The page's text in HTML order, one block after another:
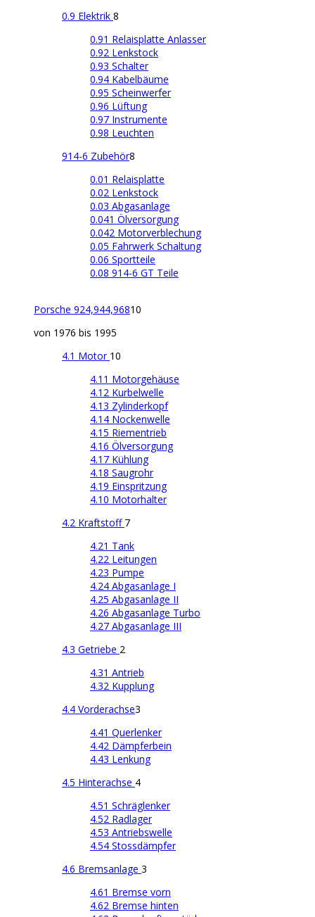
0.9 Elektrik 8
0.91 Relaisplatte Anlasser
0.92 Lenkstock
0.93 Schalter
0.94 Kabelbäume
0.95 Scheinwerfer
0.96 Lüftung
0.97 Instrumente
0.98 Leuchten
914-6 Zubehör8
0.01 Relaisplatte
0.02 Lenkstock
0.03 Abgasanlage
0.041 Ölversorgung
0.042 Motorverblechung
0.05 Fahrwerk Schaltung
0.06 Sportteile
0.08 914-6 GT Teile
Porsche 924,944,96810
von 1976 bis 1995
4.1 Motor 10
4.11 Motorgehäuse
4.12 Kurbelwelle
4.13 Zylinderkopf
4.14 Nockenwelle
4.15 Riementrieb
4.16 Ölversorgung
4.17 Kühlung
4.18 Saugrohr
4.19 Einspritzung
4.10 Motorhalter
4.2 Kraftstoff 7
4.21 Tank
4.22 Leitungen
4.23 Pumpe
4.24 Abgasanlage I
4.25 Abgasanlage II
4.26 Abgasanlage Turbo
4.27 Abgasanlage III
4.3 Getriebe 2
4.31 Antrieb
4.32 Kupplung
4.4 Vorderachse3
4.41 Querlenker
4.42 Dämpferbein
4.43 Lenkung
4.5 Hinterachse 4
4.51 Schräglenker
4.52 Radlager
4.53 Antriebswelle
4.54 Stossdämpfer
4.6 Bremsanlage 3
4.61 Bremse vorn
4.62 Bremse hinten